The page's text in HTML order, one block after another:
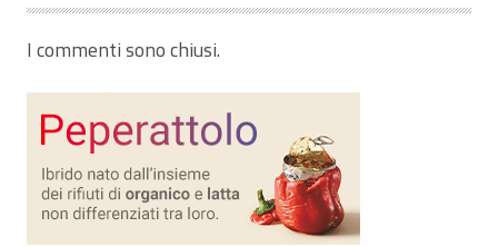
I commenti sono chiusi.